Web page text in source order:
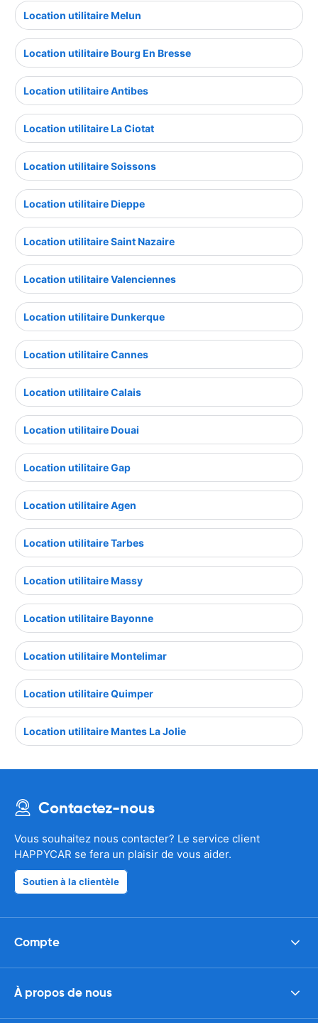
Location utilitaire Melun
Location utilitaire Bourg En Bresse
Location utilitaire Antibes
Location utilitaire La Ciotat
Location utilitaire Soissons
Location utilitaire Dieppe
Location utilitaire Saint Nazaire
Location utilitaire Valenciennes
Location utilitaire Dunkerque
Location utilitaire Cannes
Location utilitaire Calais
Location utilitaire Douai
Location utilitaire Gap
Location utilitaire Agen
Location utilitaire Tarbes
Location utilitaire Massy
Location utilitaire Bayonne
Location utilitaire Montelimar
Location utilitaire Quimper
Location utilitaire Mantes La Jolie
Contactez-nous
Vous souhaitez nous contacter? Le service client
HAPPYCAR se fera un plaisir de vous aider.
Soutien à la clientèle
Compte
À propos de nous